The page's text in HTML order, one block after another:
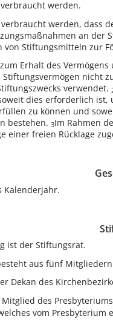
werden.
verbraucht werden, dass
an der
von Stiftungsmitteln zur
Erhalt des
nicht
verwendet.
dies erforderlich
zu können und
bestehen.3Im Rahmen
einer freien Rücklage
Kalenderjahr.
ist der Stiftungsrat.
aus fünf
Dekan des
des
vom Presbyterium